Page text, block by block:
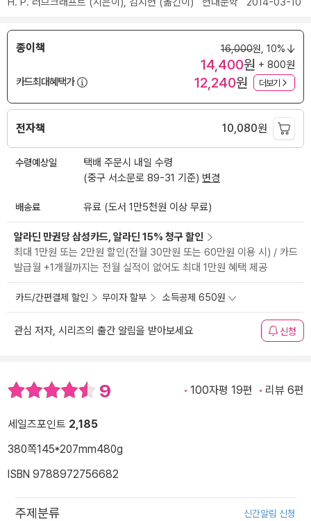
종이책 16,000원, 10%
14,400원 + 800원
카드최대혜택가
12,240원 더보기
전자책 10,080원
수령예상일
택배 주문시 내일 수령
(중구 서소문로 89-31 기준) 변경
배송료 유료 (도서 1만5천원 이상 무료)
알라딘 만권당 삼성카드, 알라딘 15% 청구 할인
최대 1만원 또는 2만원 할인(전월 30만원 또는 60만원 이용 시) / 카드
발급월 +1개월까지는 전월 실적이 없어도 최대 1만원 혜택 제공
카드/간편결제 할인 무이자 할부 소득공제 650원
관심 저자, 시리즈의 출간 알림을 받아보세요 신청
9 100자평 19편 리뷰 6편
세일즈포인트 2,185
380쪽145*207mm480g
ISBN 9788972756682
주제분류 신간알림 신청